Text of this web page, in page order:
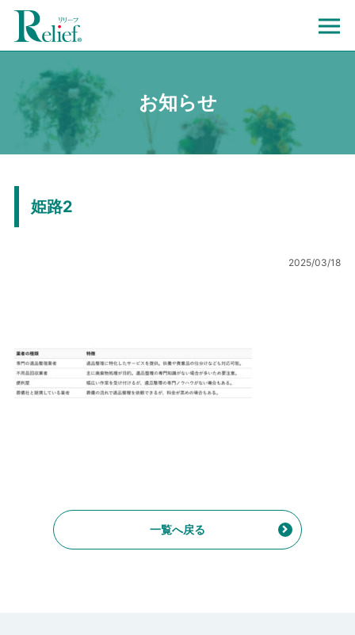
お知らせ
姫路2
2025/03/18
一覧へ戻る